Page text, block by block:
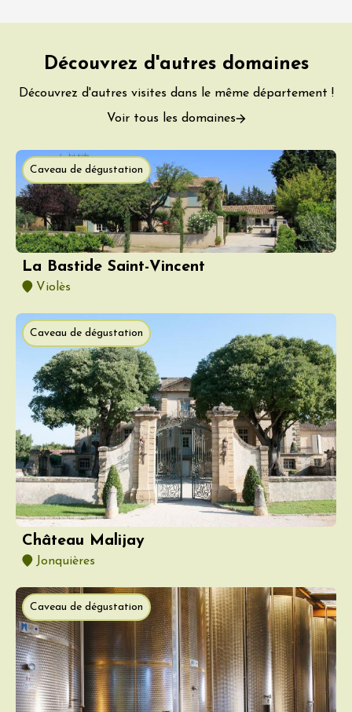
Découvrez d'autres domaines
Découvrez d'autres visites dans le même département !
Voir tous les domaines
Caveau de dégustation
La Bastide Saint-Vincent
Violès
Caveau de dégustation
Château Malijay
Jonquières
Caveau de dégustation